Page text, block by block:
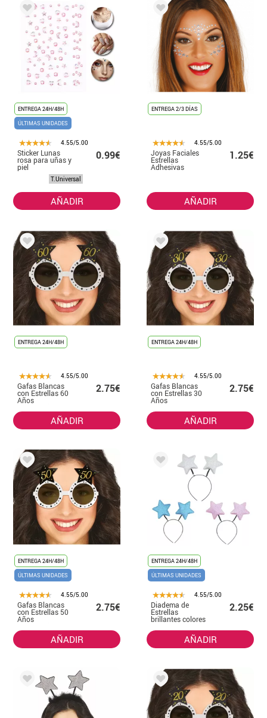
ENTREGA 24H/48H
ÚLTIMAS UNIDADES
4.55/5.00
Sticker Lunas
rosa para uñas y
piel
0.99€
T.Universal
AÑADIR
ENTREGA 2/3 DÍAS
4.55/5.00
Joyas Faciales
Estrellas
Adhesivas
1.25€
AÑADIR
ENTREGA 24H/48H
4.55/5.00
Gafas Blancas
con Estrellas 60
Años
Aniversarios
2.75€
AÑADIR
ENTREGA 24H/48H
4.55/5.00
Gafas Blancas
con Estrellas 30
Años
Aniversarios
2.75€
AÑADIR
ENTREGA 24H/48H
ÚLTIMAS UNIDADES
4.55/5.00
Gafas Blancas
con Estrellas 50
Años
Aniversarios
2.75€
AÑADIR
ENTREGA 24H/48H
ÚLTIMAS UNIDADES
4.55/5.00
Diadema de
Estrellas
brillantes colores
2.25€
AÑADIR